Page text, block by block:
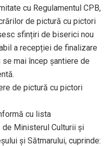
cu Regulamentul CPB,
de pictură cu pictori
sfințiri de biserici nou
a recepției de finalizare
se mai încep șantiere de
de pictură cu pictori
cu lista
Ministerul Culturii și
și Sătmarului, cuprinde: